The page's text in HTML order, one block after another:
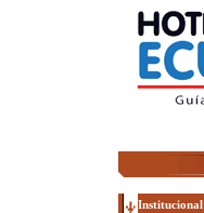
Institucional